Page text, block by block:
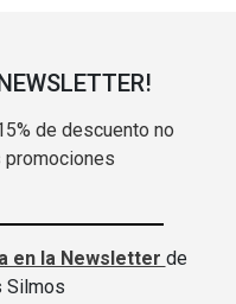
de descuento no
promociones
en la Newsletter de
Silmos